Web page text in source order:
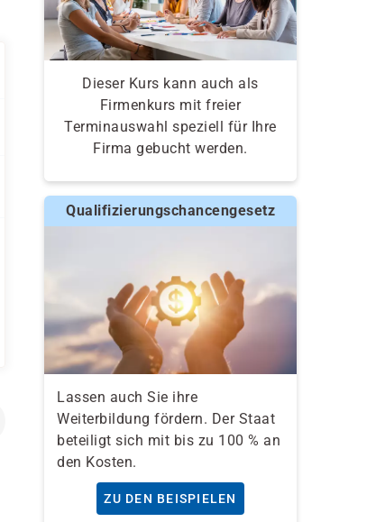
Dieser Kurs kann auch als
Firmenkurs mit freier
Terminauswahl speziell für Ihre
Firma gebucht werden.
Qualifizierungschancengesetz
Lassen auch Sie ihre
Weiterbildung fördern. Der Staat
beteiligt sich mit bis zu 100 % an
den Kosten.
ZU DEN BEISPIELEN